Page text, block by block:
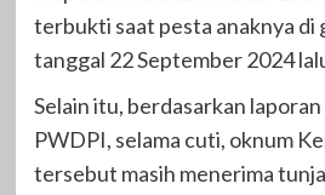
terbukti saat pesta anaknya di
tanggal 22 September 2024
Selain itu, berdasarkan
PWDPI, selama cuti, oknum
tersebut masih menerima